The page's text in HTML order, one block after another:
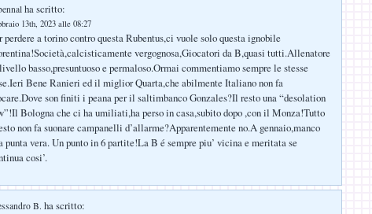
ha scritto:
13th, 2023 alle 08:27
perdere a torino contro questa Rubentus,ci vuole solo questa ignobile
vergognosa,Giocatori da B,quasi tutti.Allenatore
basso,presuntuoso e permaloso.Ormai commentiamo sempre le stesse
Bene Ranieri ed il miglior Quarta,che abilmente Italiano non fa
son finiti i peana per il saltimbanco Gonzales?Il resto una “desolation
Bologna che ci ha umiliati,ha perso in casa,subito dopo ,con il Monza!Tutto
non fa suonare campanelli d’allarme?Apparentemente no.A gennaio,manco
punta vera. Un punto in 6 partite!La B é sempre piu’ vicina e meritata se
cosi’.
B. ha scritto: